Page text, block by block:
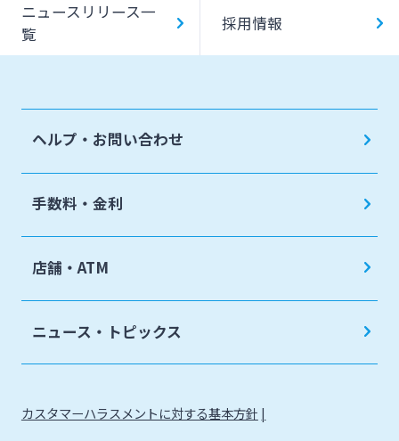
ニュースリリース一
覧
採用情報
ヘルプ・お問い合わせ
手数料・金利
店舗・ATM
ニュース・トピックス
カスタマーハラスメントに対する基本方針